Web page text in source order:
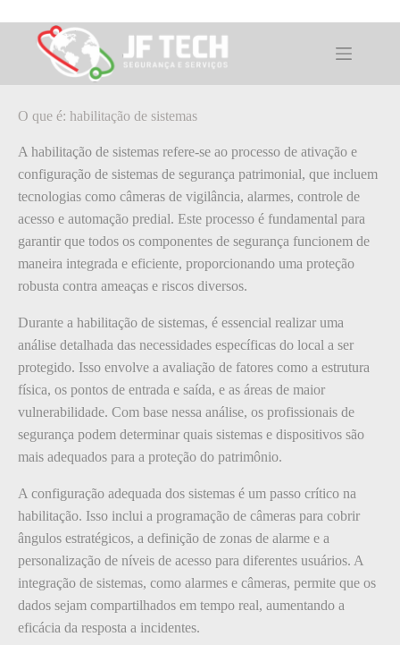
para
conteúdoO que é: habilitação de sistemas
O que é: habilitação de sistemas
A habilitação de sistemas refere-se ao processo de ativação e
configuração de sistemas de segurança patrimonial, que incluem
tecnologias como câmeras de vigilância, alarmes, controle de
acesso e automação predial. Este processo é fundamental para
garantir que todos os componentes de segurança funcionem de
maneira integrada e eficiente, proporcionando uma proteção
robusta contra ameaças e riscos diversos.
Durante a habilitação de sistemas, é essencial realizar uma
análise detalhada das necessidades específicas do local a ser
protegido. Isso envolve a avaliação de fatores como a estrutura
física, os pontos de entrada e saída, e as áreas de maior
vulnerabilidade. Com base nessa análise, os profissionais de
segurança podem determinar quais sistemas e dispositivos são
mais adequados para a proteção do patrimônio.
A configuração adequada dos sistemas é um passo crítico na
habilitação. Isso inclui a programação de câmeras para cobrir
ângulos estratégicos, a definição de zonas de alarme e a
personalização de níveis de acesso para diferentes usuários. A
integração de sistemas, como alarmes e câmeras, permite que os
dados sejam compartilhados em tempo real, aumentando a
eficácia da resposta a incidentes.